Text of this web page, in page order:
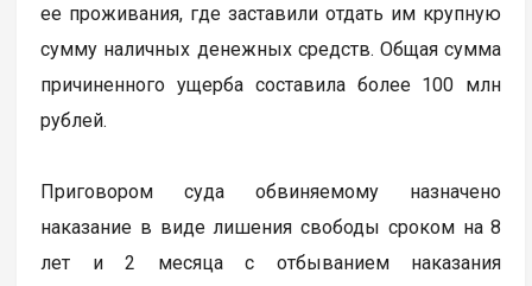
ее проживания, где заставили отдать им крупную
сумму наличных денежных средств. Общая сумма
причиненного ущерба составила более 100 млн
рублей.
Приговором суда обвиняемому назначено
наказание в виде лишения свободы сроком на 8
лет и 2 месяца с отбыванием наказания